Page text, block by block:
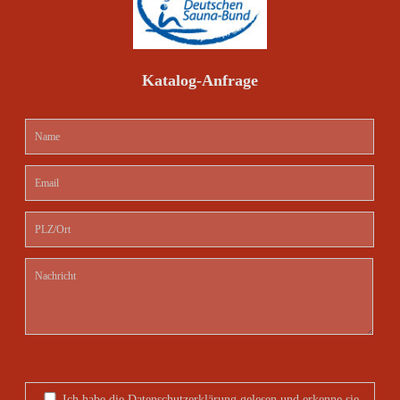
Katalog-Anfrage